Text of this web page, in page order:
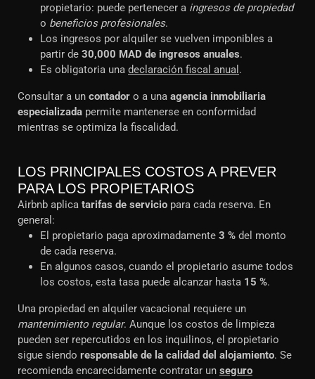
propietario: puede pertenecer a ingresos de propiedad
o beneficios profesionales.
Los ingresos por alquiler se vuelven imponibles a
partir de 30,000 MAD de ingresos anuales.
Es obligatoria una declaración fiscal anual .
Consultar a un contador o a una agencia inmobiliaria
especializada permite mantenerse en conformidad
mientras se optimiza la fiscalidad.
LOS PRINCIPALES COSTOS A PREVER
PARA LOS PROPIETARIOS
Airbnb aplica tarifas de servicio para cada reserva. En
general:
El propietario paga aproximadamente 3 % del monto
de cada reserva.
En algunos casos, cuando el propietario asume todos
los costos, esta tasa puede alcanzar hasta 15 %.
Una propiedad en alquiler vacacional requiere un
mantenimiento regular. Aunque los costos de limpieza
pueden ser repercutidos en los inquilinos, el propietario
sigue siendo responsable de la calidad del alojamiento. Se
recomienda encarecidamente contratar un seguro